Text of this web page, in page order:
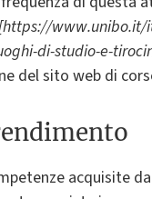
www.unibo.it/
di-studio-e-
del sito web di
acquisite